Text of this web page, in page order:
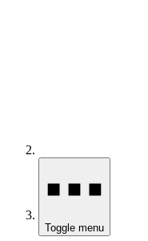
Toggle menu